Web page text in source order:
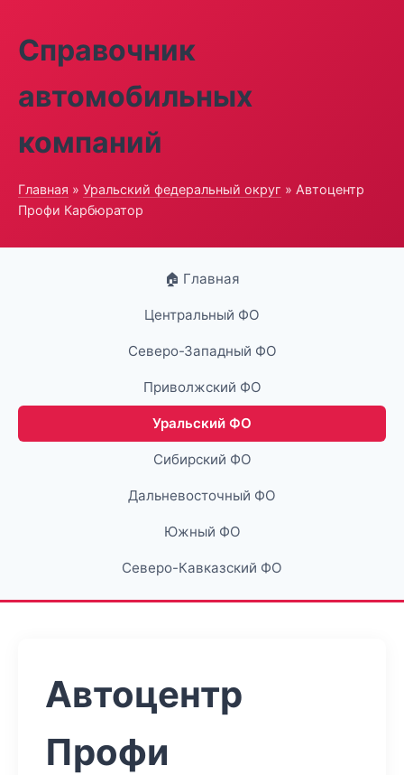
Справочник
автомобильных
компаний
Главная » Уральский федеральный округ » Автоцентр
Профи Карбюратор
🏠 Главная
Центральный ФО
Северо-Западный ФО
Приволжский ФО
Уральский ФО
Сибирский ФО
Дальневосточный ФО
Южный ФО
Северо-Кавказский ФО
Автоцентр
Профи